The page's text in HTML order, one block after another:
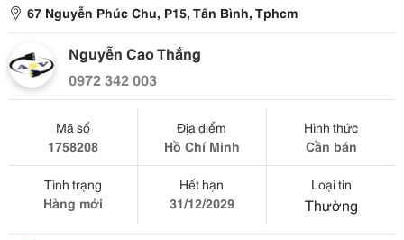
67 Nguyễn Phúc Chu, P15, Tân Bình, Tphcm
Nguyễn Cao Thắng
0972 342 003
Mã số
1758208
Địa điểm
Hồ Chí Minh
Hình thức
Cần bán
Tình trạng
Hàng mới
Hết hạn
31/12/2029
Loại tin
Thường